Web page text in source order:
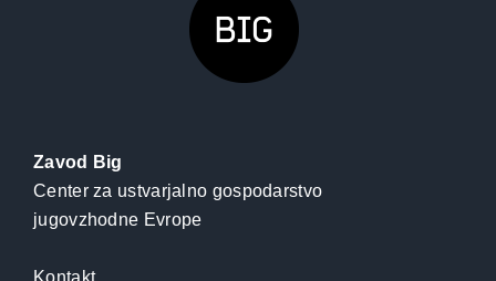
Zavod Big
Center za ustvarjalno gospodarstvo
jugovzhodne Evrope
Kontakt